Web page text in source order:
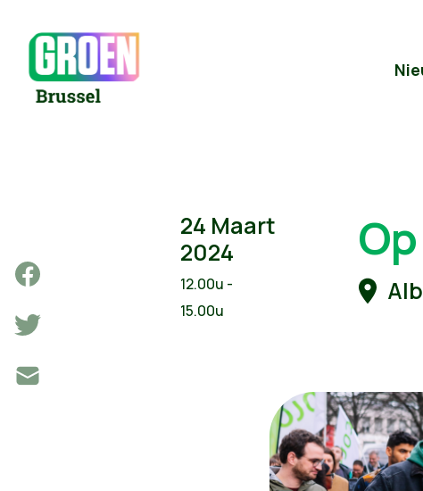
24 Maart
2024
12.00u -
15.00u